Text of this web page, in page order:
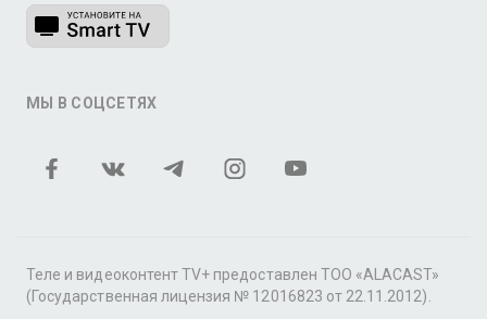
МЫ В СОЦСЕТЯХ
Теле и видеоконтент TV+ предоставлен ТОО «ALACAST»
(Государственная лицензия № 12016823 от 22.11.2012).